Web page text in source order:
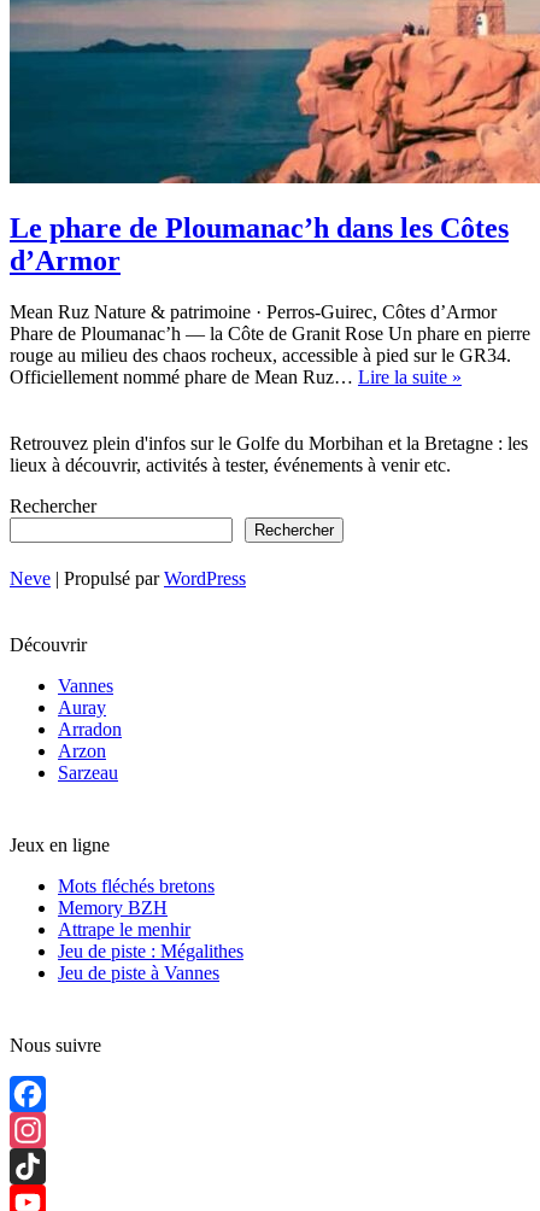
Le phare de Ploumanac’h dans les Côtes
d’Armor
Mean Ruz Nature & patrimoine · Perros-Guirec, Côtes d’Armor
Phare de Ploumanac’h — la Côte de Granit Rose Un phare en pierre
rouge au milieu des chaos rocheux, accessible à pied sur le GR34.
Officiellement nommé phare de Mean Ruz… Lire la suite »
Retrouvez plein d'infos sur le Golfe du Morbihan et la Bretagne : les
lieux à découvrir, activités à tester, événements à venir etc.
Rechercher
Rechercher
Neve | Propulsé parWordPress
Découvrir
Vannes
Auray
Arradon
Arzon
Sarzeau
Jeux en ligne
Mots fléchés bretons
Memory BZH
Attrape le menhir
Jeu de piste : Mégalithes
Jeu de piste à Vannes
Nous suivre
Facebook
Instagram
TikTok